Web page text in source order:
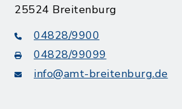
25524 Breitenburg
04828/9900
04828/99099
info@amt-breitenburg.de